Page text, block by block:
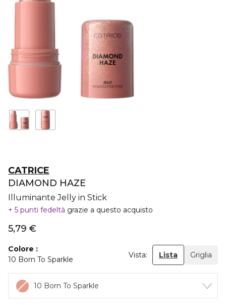
CATRICE
DIAMOND HAZE
Illuminante Jelly in Stick
5 punti fedeltà grazie a questo acquisto
5,79 €
Colore
10 Born To Sparkle
Vista: Lista Griglia
10 Born To Sparkle